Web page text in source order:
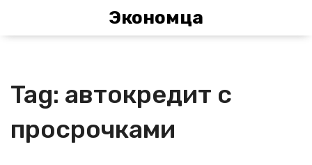
Экономца
Tag: автокредит с
просрочками